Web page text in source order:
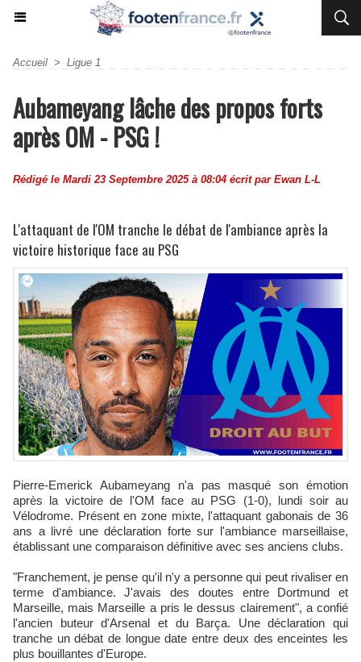
Accueil > Ligue 1
Aubameyang lâche des propos forts
après OM - PSG !
Rédigé le Mardi 23 Septembre 2025 à 08:04 écrit par Ewan L-L
L'attaquant de l'OM tranche le débat de l'ambiance après la
victoire historique face au PSG
Pierre-Emerick Aubameyang n'a pas masqué son émotion
après la victoire de l'OM face au PSG (1-0), lundi soir au
Vélodrome. Présent en zone mixte, l'attaquant gabonais de 36
ans a livré une déclaration forte sur l'ambiance marseillaise,
établissant une comparaison définitive avec ses anciens clubs.
"Franchement, je pense qu'il n'y a personne qui peut rivaliser en
terme d'ambiance. J'avais des doutes entre Dortmund et
Marseille, mais Marseille a pris le dessus clairement", a confié
l'ancien buteur d'Arsenal et du Barça. Une déclaration qui
tranche un débat de longue date entre deux des enceintes les
plus bouillantes d'Europe.